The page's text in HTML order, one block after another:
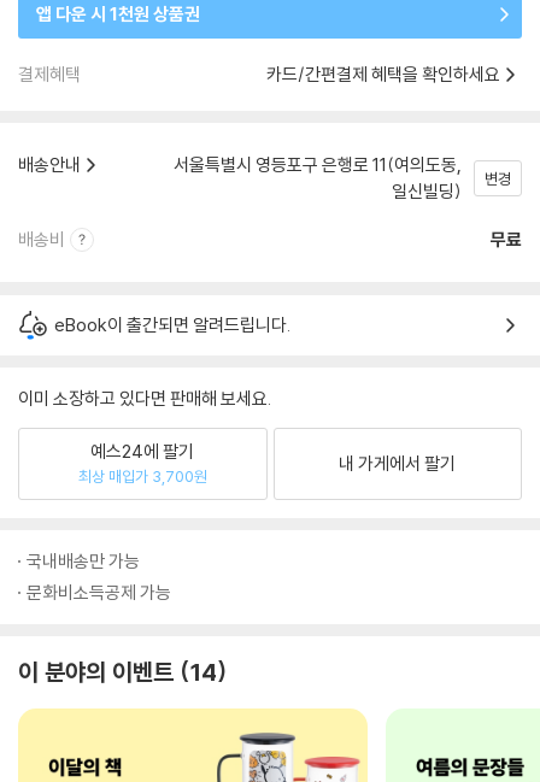
앱 다운 시 1천원 상품권
결제혜택 카드/간편결제 혜택을 확인하세요
배송안내
서울특별시 영등포구 은행로 11(여의도동,
일신빌딩)
변경
배송비 무료
eBook이 출간되면 알려드립니다.
이미 소장하고 있다면 판매해 보세요.
예스24에 팔기
최상 매입가 3,700원
내 가게에서 팔기
국내배송만 가능
문화비소득공제 가능
이 분야의 이벤트 14